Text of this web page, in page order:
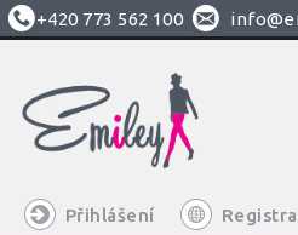
+420 773 562 100
Přihlášení